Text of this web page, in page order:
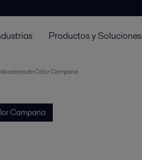
Productos y Soluciones
de Calor Campana
Campana